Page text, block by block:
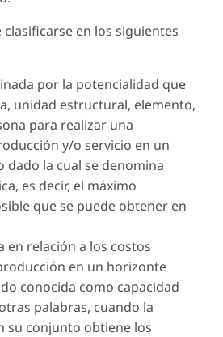
clasificarse en los siguientes
por la potencialidad que
unidad estructural, elemento,
para realizar una
y/o servicio en un
dado la cual se denomina
es decir, el máximo
que se puede obtener en
en relación a los costos
en un horizonte
conocida como capacidad
palabras, cuando la
su conjunto obtiene los